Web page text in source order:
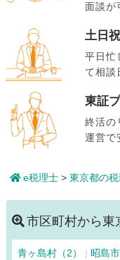
面談が
土日
平日忙
て相談
東証
終活の
運営で
e税理士> 東京都の
市区町村から東
青ヶ島村（2） 昭島